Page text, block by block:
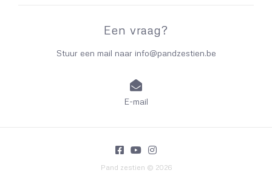
Een vraag?
Stuur een mail naar info@pandzestien.be
E-mail
Pand zestien © 2026